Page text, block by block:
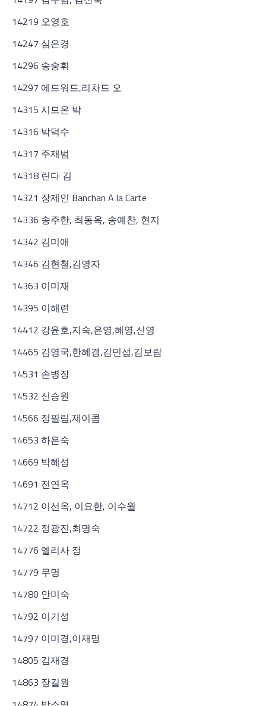
14219 오영호
14247 심은경
14296 송숭휘
14297 에드워드,리차드 오
14315 시므온 박
14316 박덕수
14317 주재범
14318 린다 김
14321 장제인 Banchan A la Carte
14336 송주한, 최동옥, 송예찬, 현지
14342 김미애
14346 김현철,김영자
14363 이미재
14395 이해련
14412 강윤호,지숙,은영,혜영,신영
14465 김영국,한혜경,김민섭,김보람
14531 손병장
14532 신승원
14566 정필립,제이콥
14653 하은숙
14669 박혜성
14691 전연옥
14712 이선옥, 이요한, 이수월
14722 정광진,최명숙
14776 엘리사 정
14779 무명
14780 안미숙
14792 이기성
14797 이미경,이재명
14805 김재경
14863 장길원